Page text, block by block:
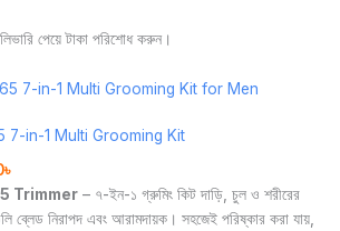
পেয়ে টাকা পরিশোধ করুন।
7-in-1 Multi Grooming Kit
৳
Trimmer – ৭-ইন-১ গ্রুমিং কিট দাড়ি, চুল ও শরীরের
ব্লেড নিরাপদ এবং আরামদায়ক। সহজেই পরিষ্কার করা যায়,